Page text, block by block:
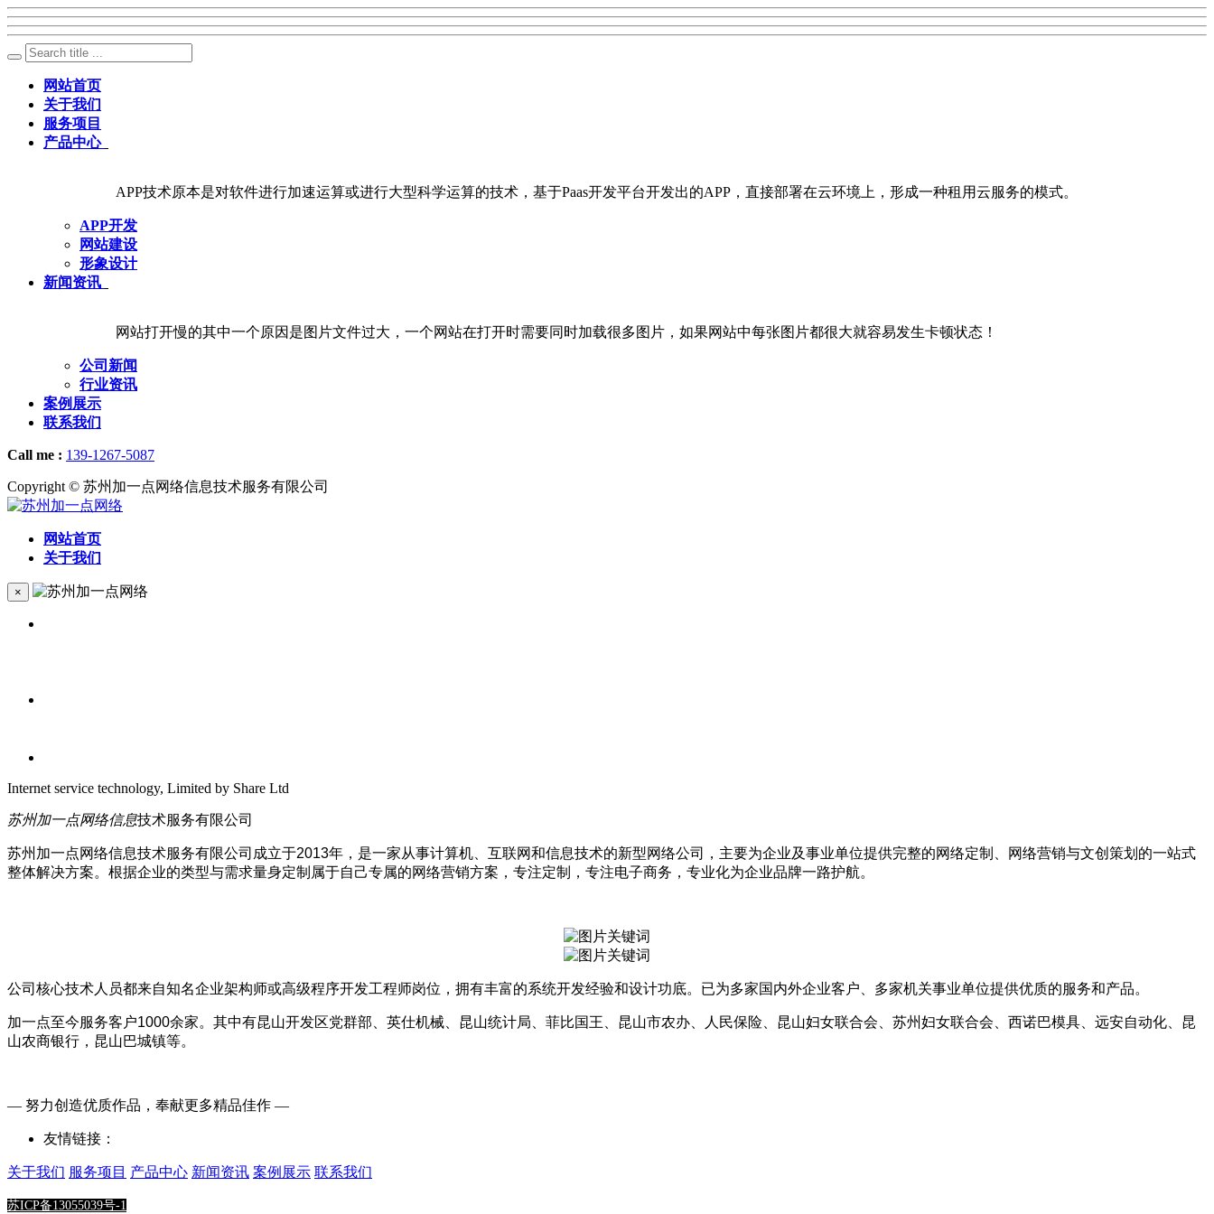
网站首页
关于我们
服务项目
产品中心
APP技术原本是对软件进行加速运算或进行大型科学运算的技术，基于Paas开发平台开发出的APP，直接部署在云环境上，形成一种租用云服务的模式。
APP开发
网站建设
形象设计
新闻资讯
网站打开慢的其中一个原因是图片文件过大，一个网站在打开时需要同时加载很多图片，如果网站中每张图片都很大就容易发生卡顿状态！
公司新闻
行业资讯
案例展示
联系我们
Call me : 139-1267-5087
Copyright © 苏州加一点网络信息技术服务有限公司
网站首页
关于我们
×
Internet service technology, Limited by Share Ltd
苏州加一点网络信息技术服务有限公司
苏州加一点网络信息技术服务有限公司 成立于2013年，是一家从事计算机
互联网和信息技术的新型网络公司，主要为企业及事业单位提供完整的网络定制、网络营销与文创策划的一站式
整体解决方案。根据企业的类型与需求量身定制属于自己专属的网络营销方案，专注定制，专注电子商务，专业化为企业品牌一路护航。
公司核心技术人员都来自知名企业架构师或高级程序开发工程师岗位，拥有丰富的系统开发经验和设计功底。已为多家国内外企业客户、多家机关事业单位提供优质的服务和产品。
加一点至今服务客户1000余家。其中有昆山开发区党群部、英仕机械、昆山统计局、菲比国王、昆山市农办、人民保险、昆山妇女联合会、苏州妇女联合会、西诺巴模具、远安自动化、昆
山农商银行，昆山巴城镇等。
— 努力创造优质作品，奉献更多精品佳作 —
友情链接：
关于我们 服务项目 产品中心 新闻资讯 案例展示 联系我们
苏ICP备13055039号-1